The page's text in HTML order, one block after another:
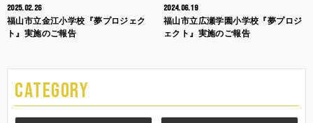
2025.02.26
福山市立金江小学校『夢プロジェク
ト』実施のご報告
2024.06.19
福山市立広瀬学園小学校『夢プロジ
ェクト』実施のご報告
CATEGORY